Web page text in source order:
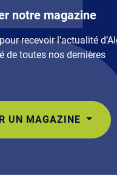
notre magazine
recevoir l’actualité
de toutes nos dernières
UN MAGAZINE